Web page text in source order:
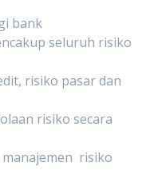
bank
seluruh risiko
risiko pasar dan
risiko secara
risiko